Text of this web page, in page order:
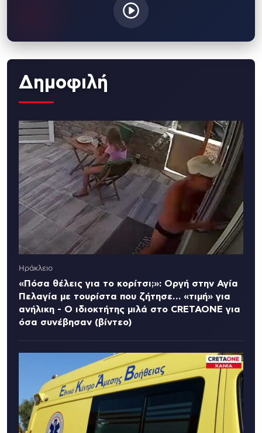
Δημοφιλή
Ηράκλειο
«Πόσα θέλεις για το κορίτσι;»: Οργή στην Αγία
Πελαγία με τουρίστα που ζήτησε… «τιμή» για
ανήλικη - Ο ιδιοκτήτης μιλά στο CRETAONE για
όσα συνέβησαν (βίντεο)